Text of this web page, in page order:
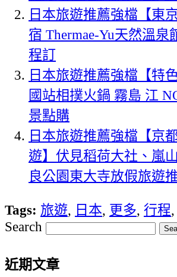
日本旅遊推薦強檔【東
宿 Thermae-Yu天然溫泉
程訂
日本旅遊推薦強檔【特
國站相撲火鍋 霧島 江
景點購
日本旅遊推薦強檔【京
遊】伏見稻荷大社、嵐
良公園東大寺放假旅遊
Tags: 旅遊, 日本, 更多, 行程,
Search
近期文章